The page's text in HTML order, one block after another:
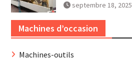
septembre 18, 2025
Machines d’occasion
Machines-outils